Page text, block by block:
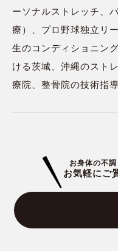
ーソナルストレッチ、
療）、プロ野球独立リ
生のコンディショニン
ける茨城、沖縄のスト
療院、整骨院の技術指導
お身体の不
お気軽にご